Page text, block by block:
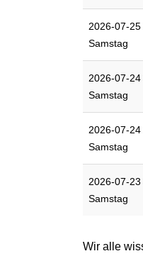
2026-07-
Samstag
2026-07-24
Samstag
2026-07-
Samstag
2026-07-23
Samstag
Wir alle